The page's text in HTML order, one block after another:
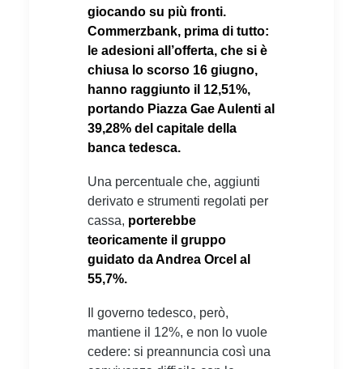
giocando su più fronti.
Commerzbank, prima di tutto:
le adesioni all’offerta, che si è
chiusa lo scorso 16 giugno,
hanno raggiunto il 12,51%,
portando Piazza Gae Aulenti al
39,28% del capitale della
banca tedesca.
Una percentuale che, aggiunti
derivato e strumenti regolati per
cassa, porterebbe
teoricamente il gruppo
guidato da Andrea Orcel al
55,7%.
Il governo tedesco, però,
mantiene il 12%, e non lo vuole
cedere: si preannuncia così una